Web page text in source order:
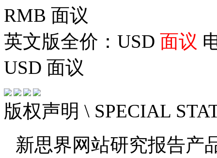
RMB 面议
英文版全价：USD 面议
USD 面议
版权声明 \ SPECIAL
新思界网站研究报告产